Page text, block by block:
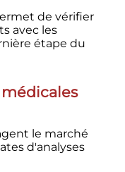
de vérifier
avec les
étape du
le marché
d'analyses